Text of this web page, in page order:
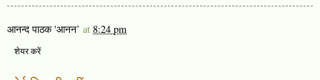
आनन्द पाठक 'आनन’ at 8:24 pm
शेयर करें